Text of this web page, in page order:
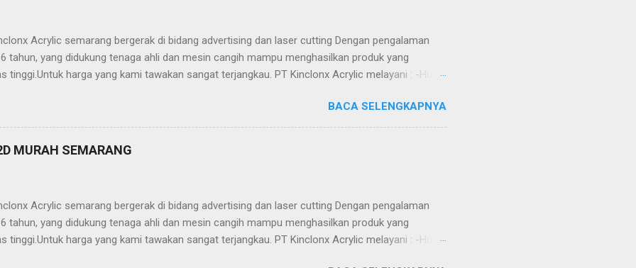
Acrylic semarang bergerak di bidang advertising dan laser cutting Dengan pengalaman
tahun, yang didukung tenaga ahli dan mesin cangih mampu menghasilkan produk yang
tinggi.Untuk harga yang kami tawakan sangat terjangkau. PT Kinclonx Acrylic melayani : -Huruf
Tangga/Balkon -Kanopi -Wallpanel 2D dan 3D -Partisi (sekat) ruangan -Jasa Potong Metal
tembaga, baja, ACP, dll) -Jasa Potong Non Metal (Acrylic, MDF, Whiteboard, dll) -DLL
Kinclonx Acrylic : -Pelayanan Prima -Hasil Produk Berkualitas -Harga Kompetitif -Custom
BACA SELENGKAPNYA
MURAH SEMARANG
Acrylic semarang bergerak di bidang advertising dan laser cutting Dengan pengalaman
tahun, yang didukung tenaga ahli dan mesin cangih mampu menghasilkan produk yang
tinggi.Untuk harga yang kami tawakan sangat terjangkau. PT Kinclonx Acrylic melayani : -Huruf